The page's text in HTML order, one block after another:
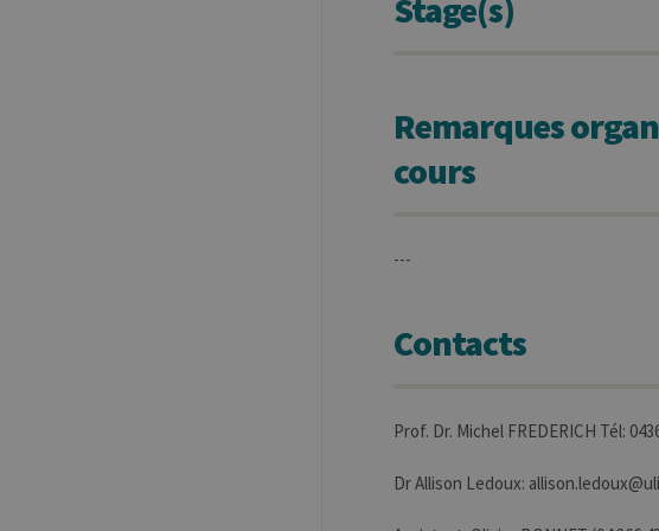
Stage(s)
Remarques
cours
---
Contacts
Prof. Dr. Michel FREDERICH Tél:
Dr Allison Ledoux: